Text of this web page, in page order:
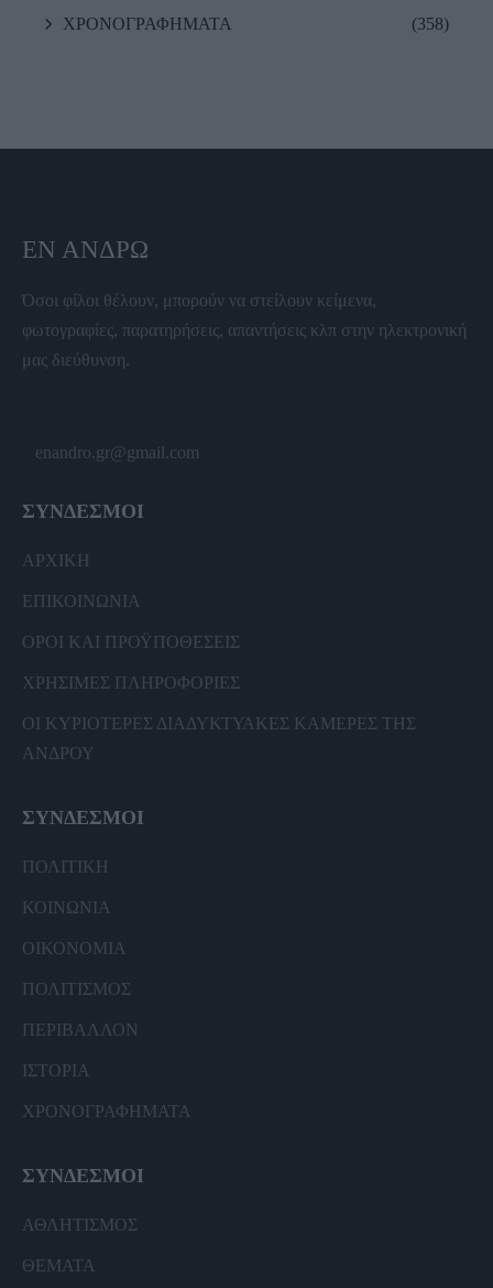
ΧΡΟΝΟΓΡΑΦΗΜΑΤΑ (358)
ΕΝ ΆΝΔΡΩ
Όσοι φίλοι θέλουν, μπορούν να στείλουν κείμενα,
φωτογραφίες, παρατηρήσεις, απαντήσεις κλπ στην ηλεκτρονική
μας διεύθυνση.
enandro.gr@gmail.com
ΣΥΝΔΕΣΜΟΙ
ΑΡΧΙΚΗ
ΕΠΙΚΟΙΝΩΝΙΑ
ΟΡΟΙ ΚΑΙ ΠΡΟΫΠΟΘΕΣΕΙΣ
ΧΡΗΣΙΜΕΣ ΠΛΗΡΟΦΟΡΙΕΣ
ΟΙ ΚΥΡΙΟΤΕΡΕΣ ΔΙΑΔΥΚΤΥΑΚΕΣ ΚΑΜΕΡΕΣ ΤΗΣ
ΑΝΔΡΟΥ
ΣΥΝΔΕΣΜΟΙ
ΠΟΛΙΤΙΚΗ
ΚΟΙΝΩΝΙΑ
ΟΙΚΟΝΟΜΙΑ
ΠΟΛΙΤΙΣΜΟΣ
ΠΕΡΙΒΑΛΛΟΝ
ΙΣΤΟΡΙΑ
ΧΡΟΝΟΓΡΑΦΗΜΑΤΑ
ΣΥΝΔΕΣΜΟΙ
ΑΘΛΗΤΙΣΜΟΣ
ΘΕΜΑΤΑ